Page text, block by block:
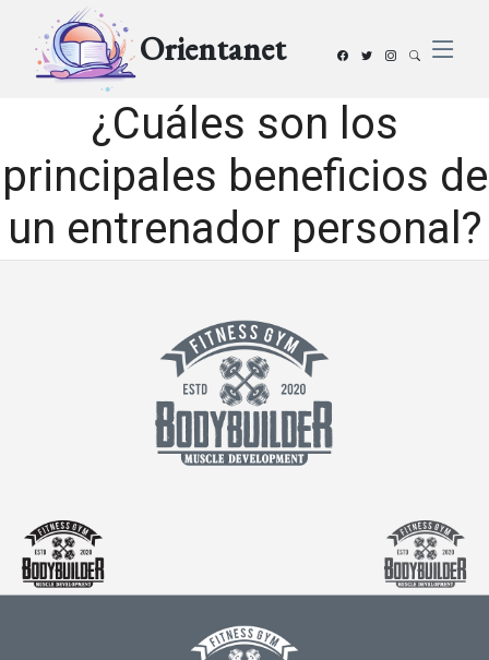
Orientanet
¿Cuáles son los
principales beneficios de
un entrenador personal?